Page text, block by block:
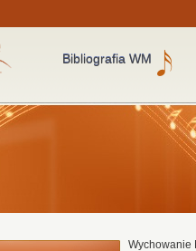
Bibliografia WM
Wychowanie